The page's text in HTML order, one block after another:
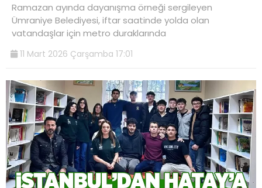
Ramazan ayında dayanışma örneği sergileyen
Ümraniye Belediyesi, iftar saatinde yolda olan
vatandaşlar için metro duraklarında
11 Mart 2026 Çarşamba 17:01